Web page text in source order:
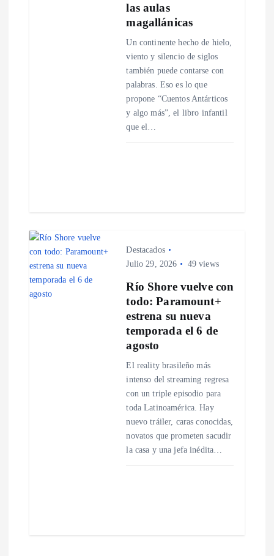
s
las aulas
magallánicas
Un continente hecho de hielo,
viento y silencio de siglos
también puede contarse con
palabras. Eso es lo que
propone “Cuentos Antárticos
y algo más”, el libro infantil
que el…
Destacados
Julio 29, 2026
49 views
Río Shore vuelve con
todo: Paramount+
estrena su nueva
temporada el 6 de
agosto
El reality brasileño más
intenso del streaming regresa
con un triple episodio para
toda Latinoamérica. Hay
nuevo tráiler, caras conocidas,
novatos que prometen sacudir
la casa y una jefa inédita…